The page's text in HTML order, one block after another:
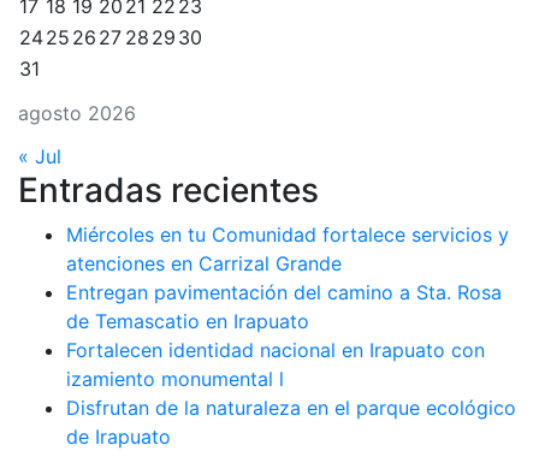
agosto 2026
17 18 19 20 21 22 23
2425 26 27 28 29 30
31
« Jul
Entradas recientes
Miércoles en tu Comunidad fortalece servicios y
atenciones en Carrizal Grande
Entregan pavimentación del camino a Sta. Rosa
de Temascatio en Irapuato
Fortalecen identidad nacional en Irapuato con
izamiento monumental l
Disfrutan de la naturaleza en el parque ecológico
de Irapuato